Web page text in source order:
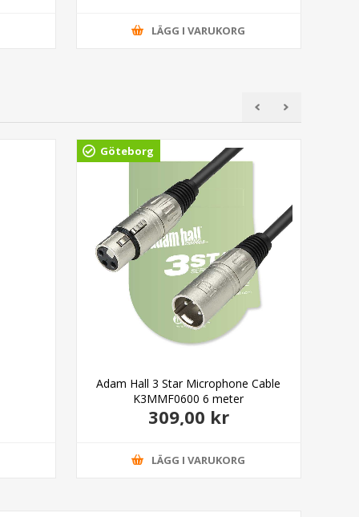
LÄGG I VARUKORG
Göteborg
Adam Hall 3 Star Microphone Cable
K3MMF0600 6 meter
309,00 kr
LÄGG I VARUKORG